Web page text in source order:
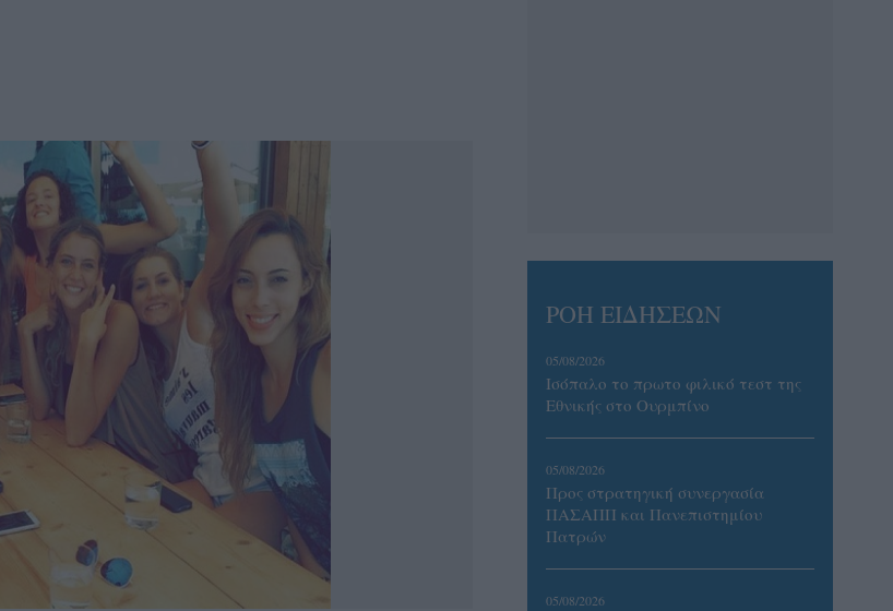
ΡΟΗ ΕΙΔΗΣΕΩΝ
05/08/2026
Ισόπαλο το πρωτο φιλικό τεστ της
Εθνικής στο Ουρμπίνο
05/08/2026
Προς στρατηγική συνεργασία
ΠΑΣΑΠΠ και Πανεπιστημίου
Πατρών
05/08/2026